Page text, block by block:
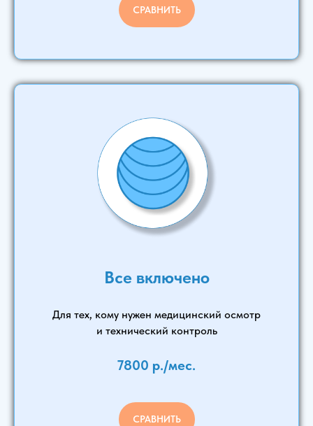
СРАВНИТЬ
Все включено
Для тех, кому нужен медицинский осмотр
и технический контроль
7800 р./мес.
СРАВНИТЬ